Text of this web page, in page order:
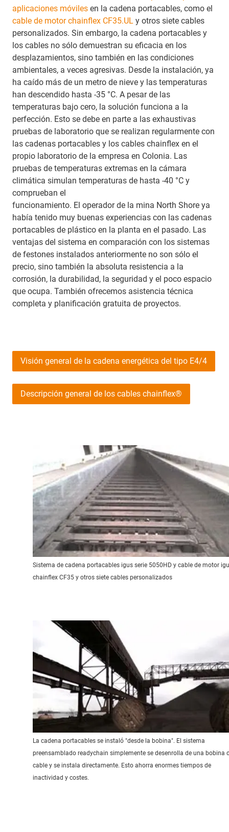
aplicaciones móviles en la cadena portacables, como el
cable de motor chainflex CF35.UL y otros siete cables
personalizados. Sin embargo, la cadena portacables y
los cables no sólo demuestran su eficacia en los
desplazamientos, sino también en las condiciones
ambientales, a veces agresivas. Desde la instalación, ya
ha caído más de un metro de nieve y las temperaturas
han descendido hasta -35 °C. A pesar de las
temperaturas bajo cero, la solución funciona a la
perfección. Esto se debe en parte a las exhaustivas
pruebas de laboratorio que se realizan regularmente con
las cadenas portacables y los cables chainflex en el
propio laboratorio de la empresa en Colonia. Las
pruebas de temperaturas extremas en la cámara
climática simulan temperaturas de hasta -40 °C y
comprueban el
funcionamiento. El operador de la mina North Shore ya
había tenido muy buenas experiencias con las cadenas
portacables de plástico en la planta en el pasado. Las
ventajas del sistema en comparación con los sistemas
de festones instalados anteriormente no son sólo el
precio, sino también la absoluta resistencia a la
corrosión, la durabilidad, la seguridad y el poco espacio
que ocupa. También ofrecemos asistencia técnica
completa y planificación gratuita de proyectos.
Visión general de la cadena energética del tipo E4/4
Descripción general de los cables chainflex®
Sistema de cadena portacables igus serie 5050HD y cable de motor
chainflex CF35 y otros siete cables personalizados
La cadena portacables se instaló "desde la bobina". El sistema
preensamblado readychain simplemente se desenrolla de una bobina
cable y se instala directamente. Esto ahorra enormes tiempos de
inactividad y costes.